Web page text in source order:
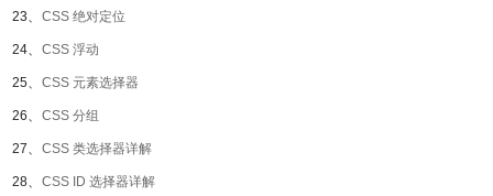
23、 CSS 绝对定位
24、 CSS 浮动
25、 CSS 元素选择器
26、 CSS 分组
27、 CSS 类选择器详解
28、 CSS ID 选择器详解